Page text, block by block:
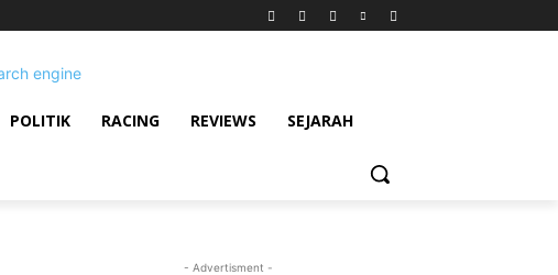
POLITIK RACING REVIEWS SEJARAH
- Advertisment -